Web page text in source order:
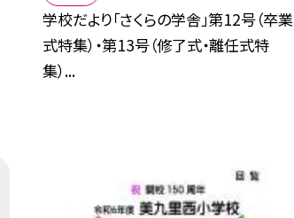
学校だより「さくらの学舎」第12号（卒業
式特集）・第13号（修了式・離任式特
集）...